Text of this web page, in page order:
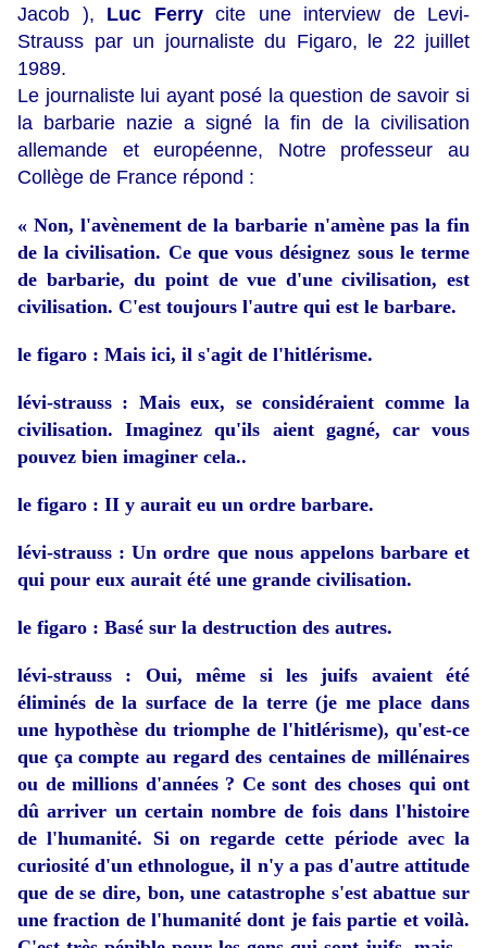
Jacob ), Luc Ferrycite une interview de Levi-
Strauss par un journaliste du Figaro, le 22 juillet
1989.
Le journaliste lui ayant posé la question de savoir si
la barbarie nazie a signé la fin de la civilisation
allemande et européenne, Notre professeur au
Collège de France répond :
« Non, l'avènement de la barbarie n'amène pas la fin
de la civi­lisation. Ce que vous désignez sous le terme
de barbarie, du point de vue d'une civilisation, est
civilisation. C'est toujours l'autre qui est le barbare.
le figaro : Mais ici, il s'agit de l'hitlérisme.
lévi-strauss : Mais eux, se considéraient comme la
civilisation. Imaginez qu'ils aient gagné, car vous
pouvez bien imaginer cela..
le figaro : II y aurait eu un ordre barbare.
lévi-strauss : Un ordre que nous appelons barbare et
qui pour eux aurait été une grande civilisation.
le figaro : Basé sur la destruction des autres.
lévi-strauss
: Oui, même si les juifs avaient été
éliminés de la surface de la terre (je me place dans
une hypothèse du triomphe de l'hitlérisme), qu'est-ce
que ça compte au regard des centaines de millénaires
ou de millions d'années ? Ce sont des choses qui ont
dû arriver un certain nombre de fois dans l'histoire
de l'humanité. Si on regarde cette période avec la
curiosité d'un ethnologue, il n'y a pas d'autre attitude
que de se dire, bon, une catastrophe s'est abattue sur
une fraction de l'humanité dont je fais partie et voilà.